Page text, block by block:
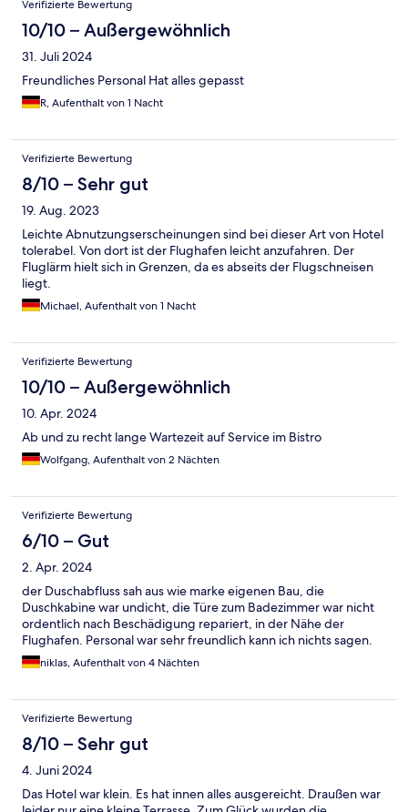
Verifizierte Bewertung
10/10 – Außergewöhnlich
31. Juli 2024
Freundliches Personal Hat alles gepasst
R, Aufenthalt von 1 Nacht
Verifizierte Bewertung
8/10 – Sehr gut
19. Aug. 2023
Leichte Abnutzungserscheinungen sind bei dieser Art von Hotel
tolerabel. Von dort ist der Flughafen leicht anzufahren. Der
Fluglärm hielt sich in Grenzen, da es abseits der Flugschneisen
liegt.
Michael, Aufenthalt von 1 Nacht
Verifizierte Bewertung
10/10 – Außergewöhnlich
10. Apr. 2024
Ab und zu recht lange Wartezeit auf Service im Bistro
Wolfgang, Aufenthalt von 2 Nächten
Verifizierte Bewertung
6/10 – Gut
2. Apr. 2024
der Duschabfluss sah aus wie marke eigenen Bau, die
Duschkabine war undicht, die Türe zum Badezimmer war nicht
ordentlich nach Beschädigung repariert, in der Nähe der
Flughafen. Personal war sehr freundlich kann ich nichts sagen.
niklas, Aufenthalt von 4 Nächten
Verifizierte Bewertung
8/10 – Sehr gut
4. Juni 2024
Das Hotel war klein. Es hat innen alles ausgereicht. Draußen war